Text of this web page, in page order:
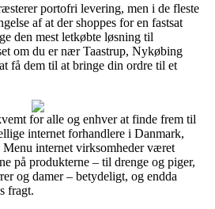
portofri levering, men i de fleste
af at der shoppes for en fastsat
den mest letkøbte løsning til
om du er nær Taastrup, Nykøbing
få dem til at bringe din ordre til et
for alle og enhver at finde frem til
internet forhandlere i Danmark,
internet virksomheder været
på produkterne – til drenge og piger,
og damer – betydeligt, og endda
fragt.